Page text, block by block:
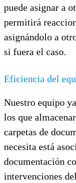
puede asignar a
permitirá
asignándolo a
si fuera el caso.
Eficiencia del
Nuestro equipo
los que
carpetas de
necesita está
documentación
intervenciones